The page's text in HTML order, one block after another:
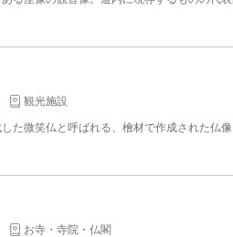
観光施設
お寺・寺院・仏閣